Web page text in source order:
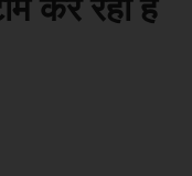
कर रही है